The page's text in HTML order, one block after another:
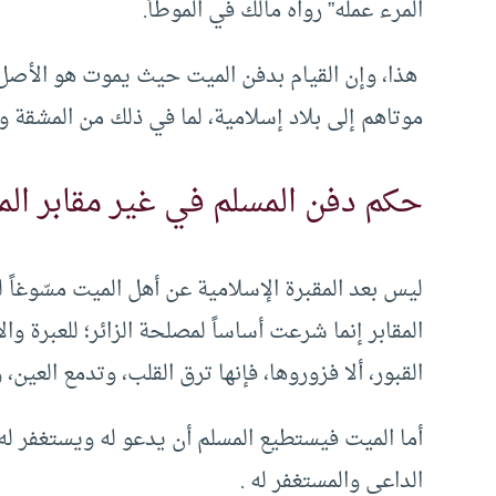
المرء عمله” رواه مالك في الموطأ.
هذا، وإن القيام بدفن الميت حيث يموت هو
موتاهم إلى بلاد إسلامية، لما في ذلك من المشقة
حكم دفن المسلم في غير مقابر
ليس بعد المقبرة الإسلامية عن أهل الميت
المقابر إنما شرعت أساساً لمصلحة الزائر؛
القبور، ألا فزوروها، فإنها ترق القلب، وتدمع
أما الميت فيستطيع المسلم أن يدعو له ويستغفر
الداعي والمستغفر له .